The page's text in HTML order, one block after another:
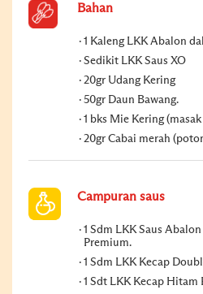
Bahan
1 Kaleng LKK Abalon
Sedikit LKK Saus XO
20gr Udang Kering
50gr Daun Bawang.
1 bks Mie Kering
20gr Cabai merah
Campuran saus
1 Sdm LKK Saus
Premium.
1 Sdm LKK Kecap
1 Sdt LKK Kecap Hitam